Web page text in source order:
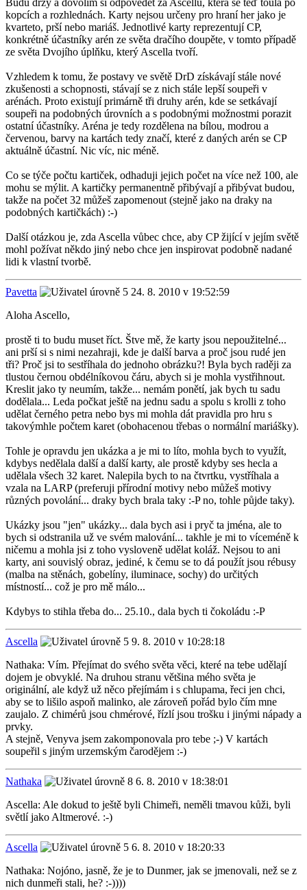
Budu drzý a dovolím si odpovědět za Ascellu, která se teď toulá po
kopcích a rozhlednách. Karty nejsou určeny pro hraní her jako je
kvarteto, prší nebo mariáš. Jednotlivé karty reprezentují CP,
konkrétně účastníky arén ze světa dračího doupěte, v tomto případě
ze světa Dvojího úplňku, který Ascella tvoří.
Vzhledem k tomu, že postavy ve světě DrD získávají stále nové
zkušenosti a schopnosti, stávají se z nich stále lepší soupeři v
arénách. Proto existují primárně tři druhy arén, kde se setkávají
soupeři na podobných úrovních a s podobnými možnostmi porazit
ostatní účastníky. Aréna je tedy rozdělena na bílou, modrou a
červenou, barvy na kartách tedy značí, které z daných arén se CP
aktuálně účastní. Nic víc, nic méně.
Co se týče počtu kartiček, odhaduji jejich počet na více než 100, ale
mohu se mýlit. A kartičky permanentně přibývají a přibývat budou,
takže na počet 32 můžeš zapomenout (stejně jako na draky na
podobných kartičkách) :-)
Další otázkou je, zda Ascella vůbec chce, aby CP žijící v jejím světě
mohl požívat někdo jiný nebo chce jen inspirovat podobně nadané
lidi k vlastní tvorbě.
Pavetta
24. 8. 2010 v 19:52:59
Aloha Ascello,
prostě ti to budu muset říct. Štve mě, že karty jsou nepoužitelné...
ani prší si s nimi nezahraji, kde je další barva a proč jsou rudé jen
tři? Proč jsi to sestříhala do jednoho obrázku?! Byla bych raději za
tlustou černou obdélníkovou čáru, abych si je mohla vystřihnout.
Kreslit jako ty neumím, takže... nemám ponětí, jak bych tu sadu
dodělala... Leda počkat ještě na jednu sadu a spolu s krolli z toho
udělat černého petra nebo bys mi mohla dát pravidla pro hru s
takovýmhle počtem karet (obohacenou třebas o normální mariášky).
Tohle je opravdu jen ukázka a je mi to líto, mohla bych to využít,
kdybys nedělala další a další karty, ale prostě kdyby ses hecla a
udělala všech 32 karet. Nalepila bych to na čtvrtku, vystříhala a
vzala na LARP (preferuji přírodní motivy nebo můžeš motivy
různých povolání... draky bych brala taky :-P no, tohle půjde taky).
Ukázky jsou "jen" ukázky... dala bych asi i pryč ta jména, ale to
bych si odstranila už ve svém malování... takhle je mi to víceméně k
ničemu a mohla jsi z toho vysloveně udělat koláž. Nejsou to ani
karty, ani souvislý obraz, jediné, k čemu se to dá použít jsou rébusy
(malba na stěnách, gobelíny, iluminace, sochy) do určitých
místností... což je pro mě málo...
Kdybys to stihla třeba do... 25.10., dala bych ti čokoládu :-P
Ascella
9. 8. 2010 v 10:28:18
Nathaka: Vím. Přejímat do svého světa věci, které na tebe udělají
dojem je obvyklé. Na druhou stranu většina mého světa je
originální, ale když už něco přejímám i s chlupama, řeci jen chci,
aby se to lišilo aspoň malinko, ale zároveň pořád bylo čím mne
zaujalo. Z chimérů jsou chmérové, řízlí jsou trošku i jinými nápady a
prvky.
A stejně, Venyva jsem zakomponovala pro tebe ;-) V kartách
soupeřil s jiným urzemským čarodějem :-)
Nathaka
6. 8. 2010 v 18:38:01
Ascella: Ale dokud to ještě byli Chimeři, neměli tmavou kůži, byli
světlí jako Altmerové. :-)
Ascella
6. 8. 2010 v 18:20:33
Nathaka: Nojóno, jasně, že je to Dunmer, jak se jmenovali, než se z
nich dunmeři stali, he? :-))))